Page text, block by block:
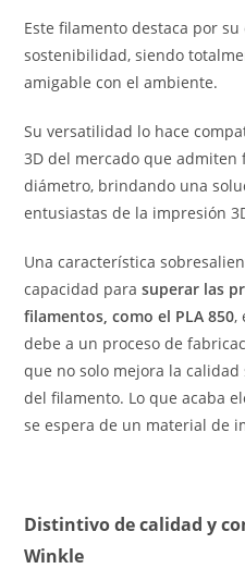
Este filamento destaca por
sostenibilidad, siendo
amigable con el ambiente.
Su versatilidad lo hace
3D del mercado que admiten
diámetro, brindando una
entusiastas de la impresión
Una característica
capacidad parasuperar las
filamentos, como el PLA 850,
debe a un proceso de
que no solo mejora la
del filamento. Lo que acaba
se espera de un material de
Distintivo de calidad y
Winkle